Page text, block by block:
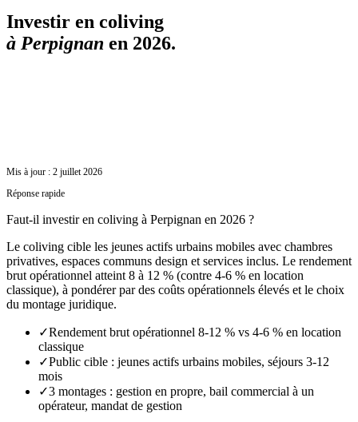
Investir en coliving
à Perpignan en 2026.
Mis à jour : 2 juillet 2026
Réponse rapide
Faut-il investir en coliving à Perpignan en 2026 ?
Le coliving cible les jeunes actifs urbains mobiles avec chambres
privatives, espaces communs design et services inclus. Le rendement
brut opérationnel atteint 8 à 12 % (contre 4-6 % en location
classique), à pondérer par des coûts opérationnels élevés et le choix
du montage juridique.
✓Rendement brut opérationnel 8-12 % vs 4-6 % en location
classique
✓Public cible : jeunes actifs urbains mobiles, séjours 3-12
mois
✓3 montages : gestion en propre, bail commercial à un
opérateur, mandat de gestion